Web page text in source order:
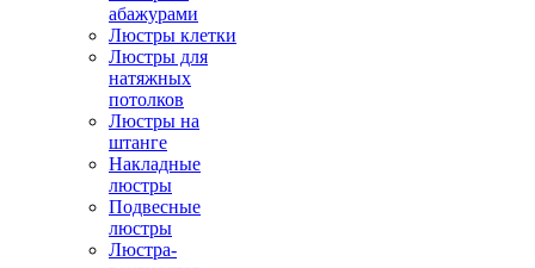
абажурами
Люстры клетки
Люстры для
натяжных
потолков
Люстры на
штанге
Накладные
люстры
Подвесные
люстры
Люстра-